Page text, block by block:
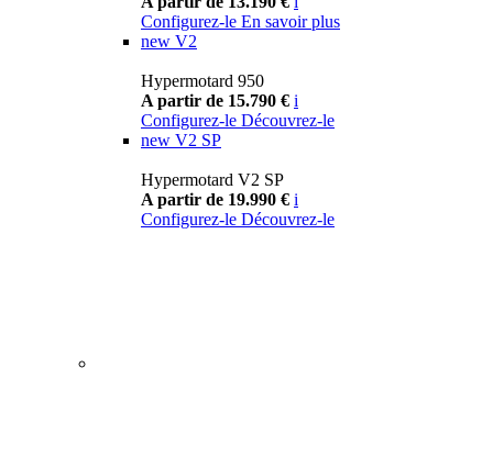
Configurez-le En savoir plus
new V2
Hypermotard 950
A partir de 15.790 € i
Configurez-le Découvrez-le
new V2 SP
Hypermotard V2 SP
A partir de 19.990 € i
Configurez-le Découvrez-le